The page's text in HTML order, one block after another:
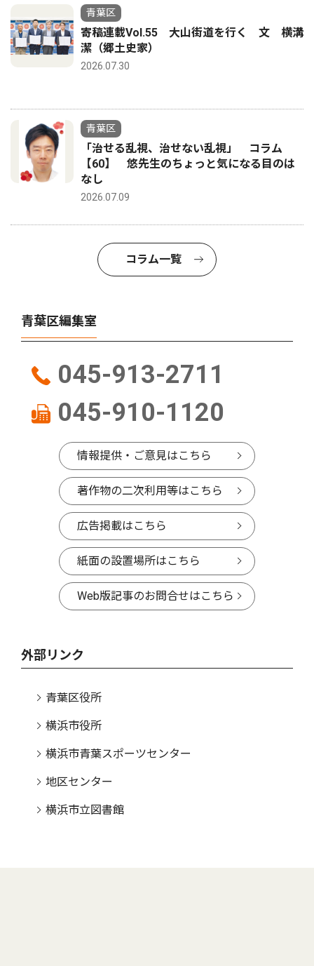
青葉区
寄稿連載Vol.55 大山街道を行く 文 横溝
潔（郷土史家）
2026.07.30
青葉区
「治せる乱視、治せない乱視」 コラム
【60】 悠先生のちょっと気になる目のは
なし
2026.07.09
コラム一覧
青葉区編集室
045-913-2711
045-910-1120
情報提供・ご意見はこちら
著作物の二次利用等はこちら
広告掲載はこちら
紙面の設置場所はこちら
Web版記事のお問合せはこちら
外部リンク
青葉区役所
横浜市役所
横浜市青葉スポーツセンター
地区センター
横浜市立図書館